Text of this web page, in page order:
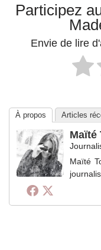
Participez
Envie de lire
À propos Articles
Maïté
Maïté